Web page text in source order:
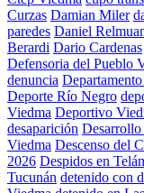
Curzas Damian Miler
paredes Daniel
Berardi Dario Cardenas
Defensoria del Pueblo
denuncia
Deporte Río Negro
Viedma Deportivo
desaparición
Viedma Descenso del
2026 Despidos en
Tucunán detenido con